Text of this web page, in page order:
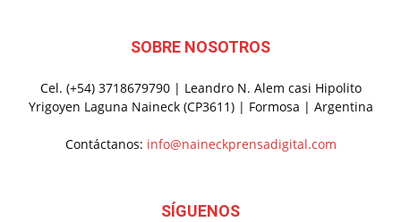
SOBRE NOSOTROS
Cel. (+54) 3718679790 | Leandro N. Alem casi Hipolito
Yrigoyen Laguna Naineck (CP3611) | Formosa | Argentina
Contáctanos: info@naineckprensadigital.com
SÍGUENOS